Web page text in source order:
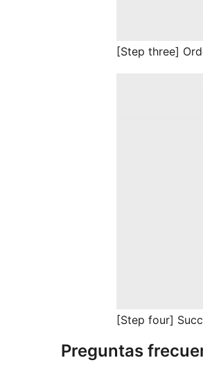
[Step three]
[Step four]
Preguntas